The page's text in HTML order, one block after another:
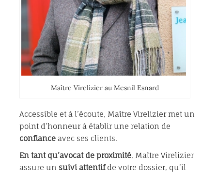
Maître Virelizier au Mesnil Esnard
Accessible et à l’écoute, Maître Virelizier met un
point d’honneur à établir une relation de
confiance avec ses clients.
En tant qu’avocat de proximité, Maître Virelizier
assure un suivi attentifde votre dossier, qu’il